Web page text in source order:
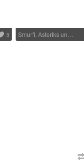
5 Smurfi, Asteriks un…